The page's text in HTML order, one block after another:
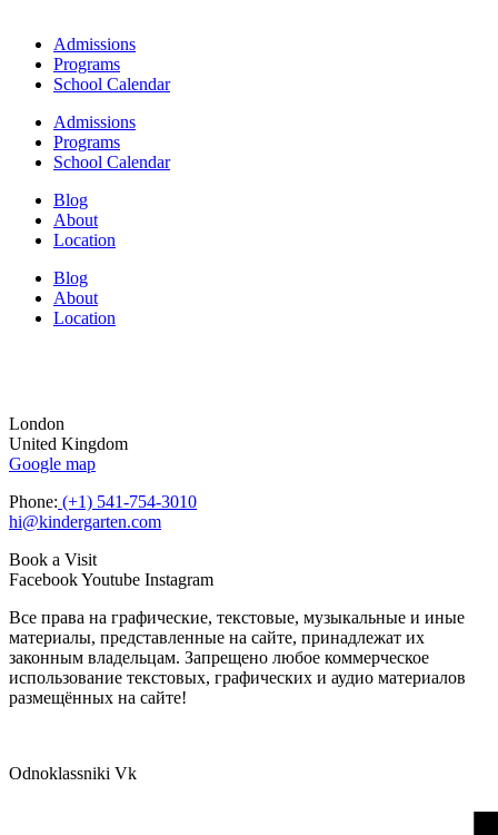
Admissions
Programs
School Calendar
Admissions
Programs
School Calendar
Blog
About
Location
Blog
About
Location
London
United Kingdom
Google map
Phone: (+1) 541-754-3010
hi@kindergarten.com
Book a Visit
FacebookYoutube Instagram
Все права на графические, текстовые, музыкальные и иные
материалы, представленные на сайте, принадлежат их
законным владельцам. Запрещено любое коммерческое
использование текстовых, графических и аудио материалов
размещённых на сайте!
Odnoklassniki Vk